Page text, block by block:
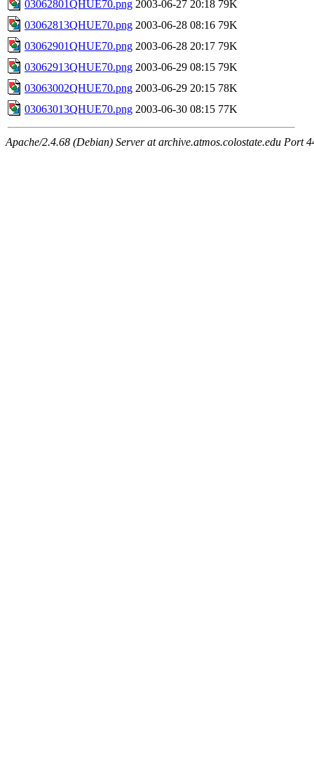
03062801QHUE70.png 2003-06-27 20:18 79K
03062813QHUE70.png 2003-06-28 08:16 79K
03062901QHUE70.png 2003-06-28 20:17 79K
03062913QHUE70.png 2003-06-29 08:15 79K
03063002QHUE70.png 2003-06-29 20:15 78K
03063013QHUE70.png 2003-06-30 08:15 77K
Apache/2.4.68 (Debian) Server at archive.atmos.colostate.edu Port